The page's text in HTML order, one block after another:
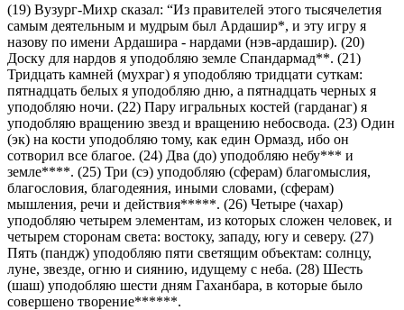
(19) Вузург-Михр сказал: “Из правителей этого тысячелетия
самым деятельным и мудрым был Ардашир*, и эту игру я
назову по имени Ардашира - нардами (нэв-ардашир). (20)
Доску для нардов я уподобляю земле Спандармад**. (21)
Тридцать камней (мухраг) я уподобляю тридцати суткам:
пятнадцать белых я уподобляю дню, а пятнадцать черных я
уподобляю ночи. (22) Пару игральных костей (гарданаг) я
уподобляю вращению звезд и вращению небосвода. (23) Один
(эк) на кости уподобляю тому, как един Ормазд, ибо он
сотворил все благое. (24) Два (до) уподобляю небу*** и
земле****. (25) Три (сэ) уподобляю (сферам) благомыслия,
благословия, благодеяния, иными словами, (сферам)
мышления, речи и действия*****. (26) Четыре (чахар)
уподобляю четырем элементам, из которых сложен человек, и
четырем сторонам света: востоку, западу, югу и северу. (27)
Пять (пандж) уподобляю пяти светящим объектам: солнцу,
луне, звезде, огню и сиянию, идущему с неба. (28) Шесть
(шаш) уподобляю шести дням Гаханбара, в которые было
совершено творение******.